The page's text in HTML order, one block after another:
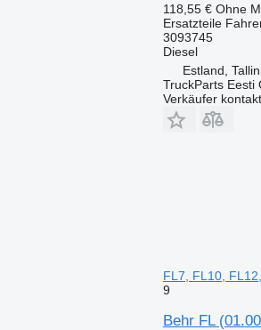
118,55 € Ohne
Ersatzteile
3093745
Diesel
Estland,
TruckParts Eesti
Verkäufer
FL7, FL10,
9
Behr FL